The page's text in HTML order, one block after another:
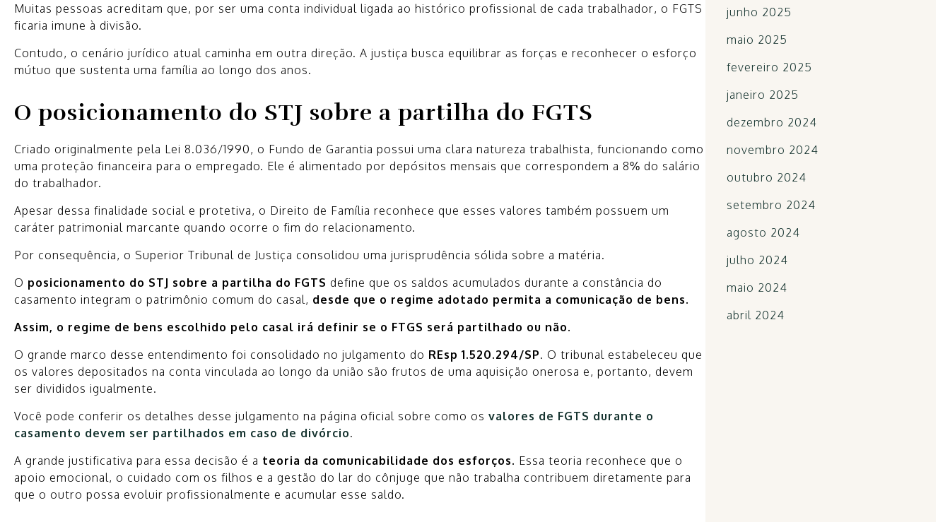
Muitas pessoas acreditam que, por ser uma conta individual ligada ao histórico profissional de cada trabalhador, o FGTS
ficaria imune à divisão.
Contudo, o cenário jurídico atual caminha em outra direção. A justiça busca equilibrar as forças e reconhecer o esforço
mútuo que sustenta uma família ao longo dos anos.
O posicionamento do STJ sobre a partilha do FGTS
Criado originalmente pela Lei 8.036/1990, o Fundo de Garantia possui uma clara natureza trabalhista, funcionando como
uma proteção financeira para o empregado. Ele é alimentado por depósitos mensais que correspondem a 8% do salário
do trabalhador.
Apesar dessa finalidade social e protetiva, o Direito de Família reconhece que esses valores também possuem um
caráter patrimonial marcante quando ocorre o fim do relacionamento.
Por consequência, o Superior Tribunal de Justiça consolidou uma jurisprudência sólida sobre a matéria.
O posicionamento do STJ sobre a partilha do FGTS define que os saldos acumulados durante a constância do
casamento integram o patrimônio comum do casal, desde que o regime adotado permita a comunicação de bens.
Assim, o regime de bens escolhido pelo casal irá definir se o FTGS será partilhado ou não.
O grande marco desse entendimento foi consolidado no julgamento do REsp 1.520.294/SP. O tribunal estabeleceu que
os valores depositados na conta vinculada ao longo da união são frutos de uma aquisição onerosa e, portanto, devem
ser divididos igualmente.
Você pode conferir os detalhes desse julgamento na página oficial sobre como os valores de FGTS durante o
casamento devem ser partilhados em caso de divórcio.
A grande justificativa para essa decisão é a teoria da comunicabilidade dos esforços. Essa teoria reconhece que o
apoio emocional, o cuidado com os filhos e a gestão do lar do cônjuge que não trabalha contribuem diretamente para
que o outro possa evoluir profissionalmente e acumular esse saldo.
junho 2025
maio 2025
fevereiro 2025
janeiro 2025
dezembro 2024
novembro 2024
outubro 2024
setembro 2024
agosto 2024
julho 2024
maio 2024
abril 2024